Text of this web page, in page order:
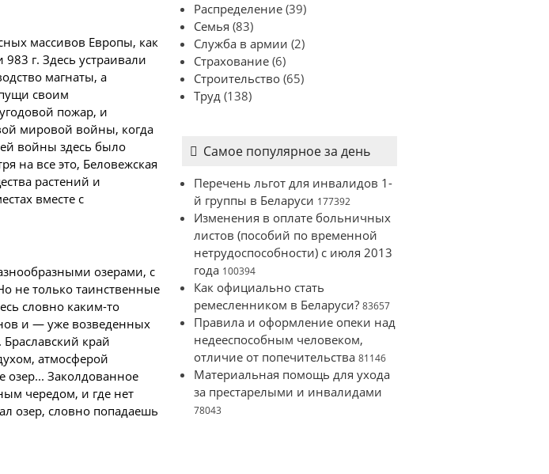
массивов Европы, как
г. Здесь устраивали
магнаты, а
своим
пожар, и
мировой войны, когда
войны здесь было
на все это, Беловежская
растений и
вместе с
озерами, с
не только таинственные
словно каким-то
и — уже возведенных
край
атмосферой
озер... Заколдованное
чередом, и где нет
озер, словно попадаешь
Распределение (39)
Семья (83)
Служба в армии (2)
Страхование (6)
Строительство (65)
Труд (138)
Самое популярное за день
Перечень льгот для инвалидов 1-
й группы в Беларуси 177392
Изменения в оплате больничных
листов (пособий по временной
нетрудоспособности) с июля 2013
года 100394
Как официально стать
ремесленником в Беларуси? 83657
Правила и оформление опеки над
недееспособным человеком,
отличие от попечительства 81146
Материальная помощь для ухода
за престарелыми и инвалидами
78043